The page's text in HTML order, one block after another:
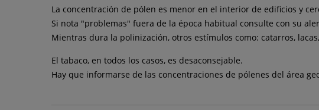
La concentración de pólen es menor en el interior de edificios y
Si nota "problemas" fuera de la época habitual consulte con su
Mientras dura la polinización, otros estímulos como: catarros,
El tabaco, en todos los casos, es desaconsejable.
Hay que informarse de las concentraciones de pólenes del área